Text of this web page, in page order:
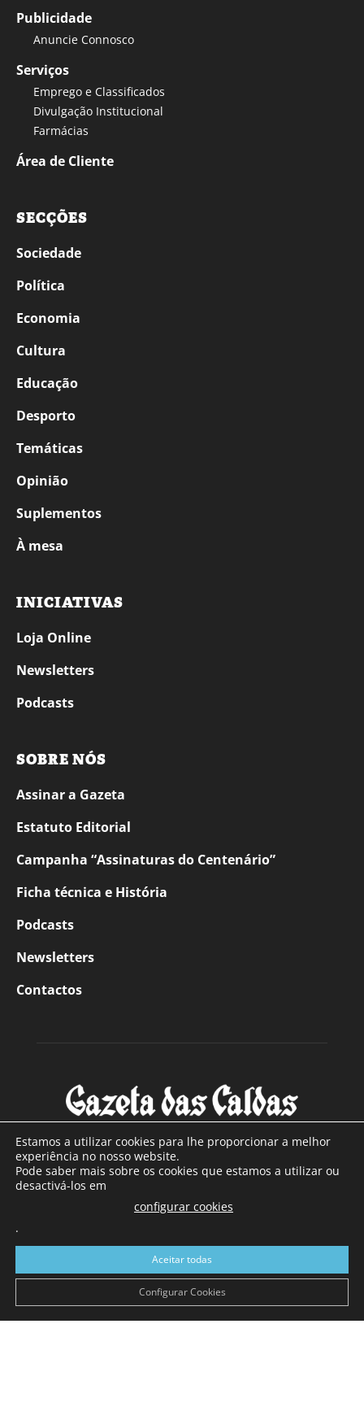
Publicidade
Anuncie Connosco
Serviços
Emprego e Classificados
Divulgação Institucional
Farmácias
Área de Cliente
SECÇÕES
Sociedade
Política
Economia
Cultura
Educação
Desporto
Temáticas
Opinião
Suplementos
À mesa
INICIATIVAS
Loja Online
Newsletters
Podcasts
SOBRE NÓS
Assinar a Gazeta
Estatuto Editorial
Campanha “Assinaturas do Centenário”
Ficha técnica e História
Podcasts
Newsletters
Contactos
SOBRE NÓS
Com sede nas Caldas da Rainha e mais de 90 anos de
a sul de distrito de Leiria, com mais de 40.000 leitores por
toda a região Oeste. Jornal com distribuição em Portugal
Continental e assinatura online.
Estamos a utilizar cookies para lhe proporcionar a melhor
experiência no nosso website.
Pode saber mais sobre os cookies que estamos a utilizar ou
desactivá-los em
configurar cookies
.
Aceitar todas
Configurar Cookies